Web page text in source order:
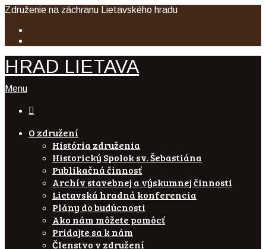
Združenie na záchranu Lietavského hradu
HRAD LIETAVA
Menu

O združení
História združenia
Historický Spolok sv. Šebastiána
Publikačná činnosť
Archív stavebnej a výskumnej činnosti
Lietavská hradná konferencia
Plány do budúcnosti
Ako nám môžete pomôcť
Pridajte sa k nám
Členstvo v združení